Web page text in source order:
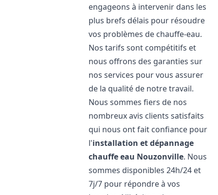
engageons à intervenir dans les
plus brefs délais pour résoudre
vos problèmes de chauffe-eau.
Nos tarifs sont compétitifs et
nous offrons des garanties sur
nos services pour vous assurer
de la qualité de notre travail.
Nous sommes fiers de nos
nombreux avis clients satisfaits
qui nous ont fait confiance pour
l'installation et dépannage
chauffe eau Nouzonville. Nous
sommes disponibles 24h/24 et
7j/7 pour répondre à vos